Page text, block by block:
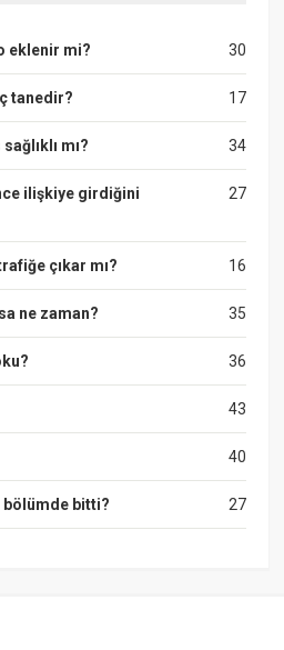
30
eklenir mi?
17
tanedir?
34
mı?
27
ilişkiye girdiğini
16
çıkar mı?
35
ne zaman?
36
43
40
27
bölümde bitti?